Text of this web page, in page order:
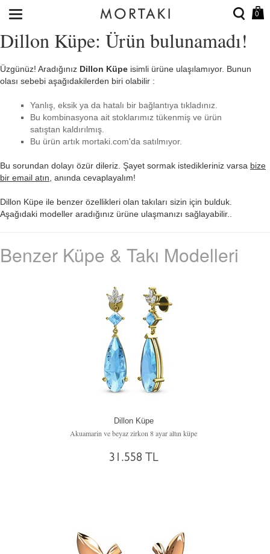
0
Dillon Küpe: Ürün bulunamadı!
Üzgünüz! Aradığınız Dillon Küpe isimli ürüne ulaşılamıyor. Bunun
olası sebebi aşağıdakilerden biri olabilir :
Yanlış, eksik ya da hatalı bir bağlantıya tıkladınız.
Bu kombinasyona ait stoklarımız tükenmiş ve ürün
satıştan kaldırılmış.
Bu ürün artık mortaki.com'da satılmıyor.
Bu sorundan dolayı özür dileriz. Şayet sormak istedikleriniz varsa bize
bir email atın , anında cevaplayalım!
Dillon Küpe ile benzer özellikleri olan takıları sizin için bulduk.
Aşağıdaki modeller aradığınız ürüne ulaşmanızı sağlayabilir..
Benzer Küpe & Takı Modelleri
Dillon Küpe
Akuamarin ve beyaz zirkon 8 ayar altın küpe
31.558 TL